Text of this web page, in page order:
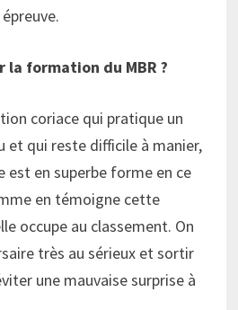
la formation du MBR ?
coriace qui pratique un
et qui reste difficile à manier,
est en superbe forme en ce
en témoigne cette
occupe au classement. On
très au sérieux et sortir
une mauvaise surprise à